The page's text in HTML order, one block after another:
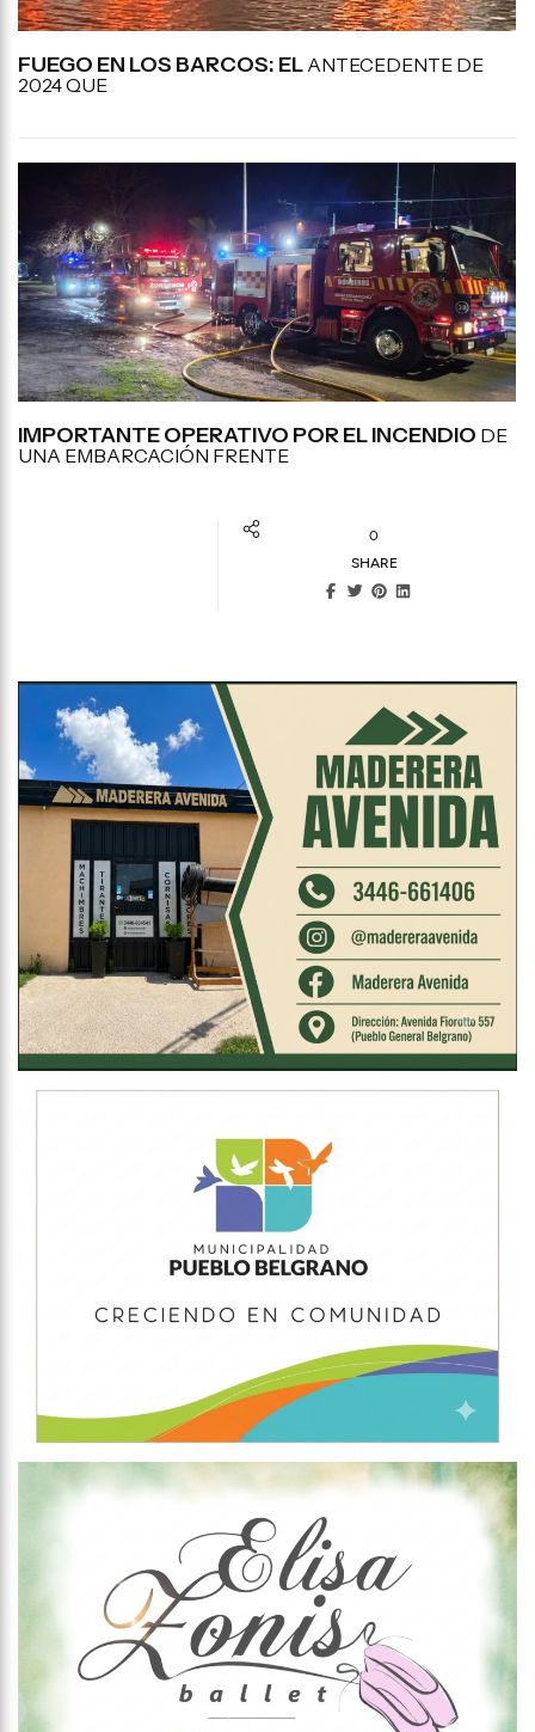
FUEGO EN LOS BARCOS: EL ANTECEDENTE DE
2024 QUE
IMPORTANTE OPERATIVO POR EL INCENDIO DE
UNA EMBARCACIÓN FRENTE
0
SHARE